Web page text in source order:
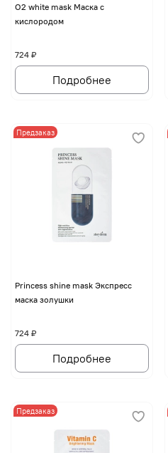
O2 white mask Маска с
кислородом
724 ₽
Подробнее
Предзаказ
Princess shine mask Экспресс
маска золушки
724 ₽
Подробнее
Предзаказ